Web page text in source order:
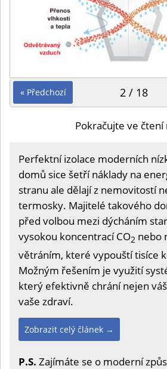
« Předchozí 2 / 18
Pokračujte ve čtení
Perfektní izolace moderních
domů sice šetří náklady na
stranu ale dělají z nemovitostí
termosky. Majitelé takového
před volbou mezi dýcháním
vysokou koncentrací CO2 nebo
větráním, které vypouští tisíce
Možným řešením je využití
který efektivně chrání nejen
vaše zdraví.
Zobrazit celý článek →
P.S. Zajímáte se o moderní